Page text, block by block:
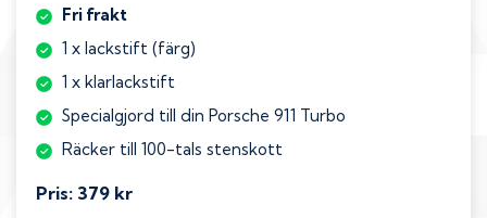
Fri frakt
1 x lackstift (färg)
1 x klarlackstift
Specialgjord till din Porsche 911 Turbo
Räcker till 100-tals stenskott
Pris: 379 kr